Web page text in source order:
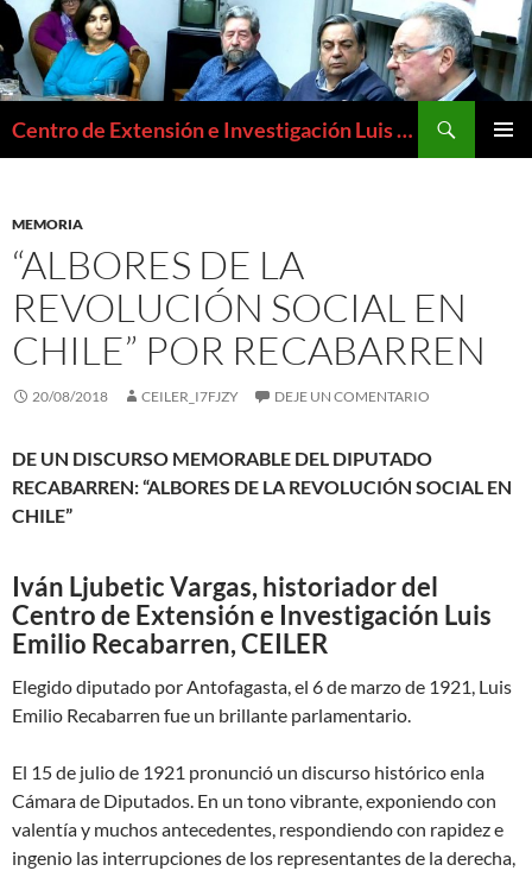
Centro de Extensión e Investigación Luis Emilio Recabarren
MEMORIA
“ALBORES DE LA
REVOLUCIÓN SOCIAL EN
CHILE” POR RECABARREN
20/08/2018 CEILER_I7FJZY DEJE UN COMENTARIO
DE UN DISCURSO MEMORABLE DEL DIPUTADO
RECABARREN: “ALBORES DE LA REVOLUCIÓN SOCIAL EN
CHILE”
Iván Ljubetic Vargas, historiador del
Centro de Extensión e Investigación Luis
Emilio Recabarren, CEILER
Elegido diputado por Antofagasta, el 6 de marzo de 1921, Luis
Emilio Recabarren fue un brillante parlamentario.
El 15 de julio de 1921 pronunció un discurso histórico enla
Cámara de Diputados. En un tono vibrante, exponiendo con
valentía y muchos antecedentes, respondiendo con rapidez e
ingenio las interrupciones de los representantes de la derecha,